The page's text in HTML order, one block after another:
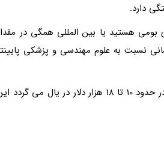
دارد.
هستید یا بین المللی همگی در
نسبت به علوم مهندسی و پزشکی
هزینه تحصیل در کالج های کانادا با در نظر گرفتن هزینه های زندگی و مازاد چیزی در حدود 10 تا 18 هزار دلار در یال می